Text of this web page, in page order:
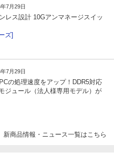
7月29日
レス設計 10Gアンマネージスイッ
ズ]
7月29日
の処理速度をアップ！DDR5対応
ジュール（法人様専用モデル）が
新商品情報・ニュース一覧はこちら